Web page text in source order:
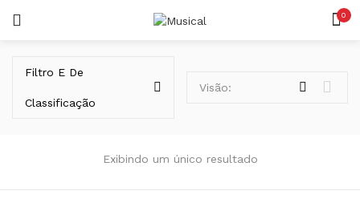
0
Exibindo um único resultado
Filtro E De
Classificação
Visão: